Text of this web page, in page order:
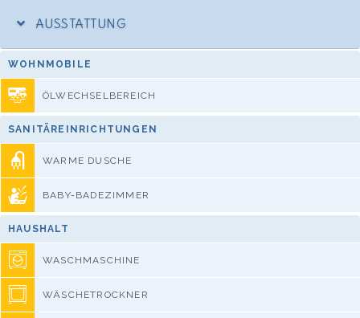
AUSSTATTUNG
WOHNMOBILE
ÖLWECHSELBEREICH
SANITÄREINRICHTUNGEN
WARME DUSCHE
BABY-BADEZIMMER
HAUSHALT
WASCHMASCHINE
WÄSCHETROCKNER